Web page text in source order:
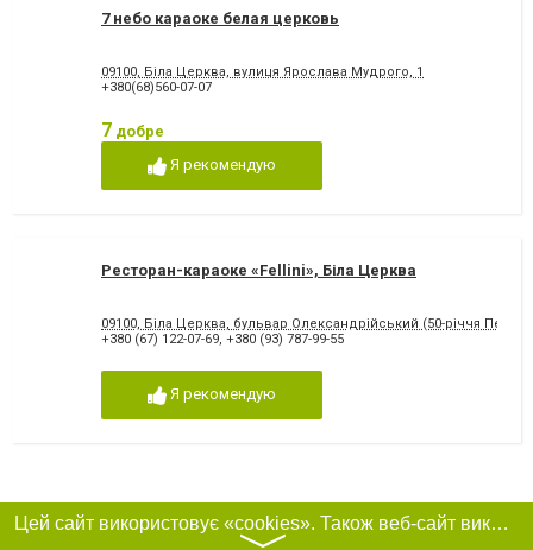
7 небо караоке белая церковь
09100, Біла Церква, вулиця Ярослава Мудрого, 1
+380(68)560-07-07
7 добре
Я рекомендую
Ресторан-караоке «Fellini», Біла Церква
09100, Біла Церква, бульвар Олександрійський (50-річчя
+380 (67) 122-07-69, +380 (93) 787-99-55
Я рекомендую
Цей сайт використовує «cookies». Також веб-сайт використовує інтернет-сервіс для збору технічних даних стосовно відвідувачів з метою отримання маркетингової та статистичної інформації. Умови обробки даних відвідувачів сайту див.
〉